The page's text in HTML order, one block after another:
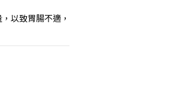
以致胃腸不適，